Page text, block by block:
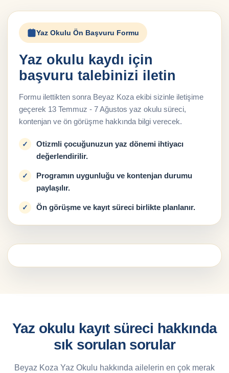
Yaz Okulu Ön Başvuru Formu
Yaz okulu kaydı için
başvuru talebinizi iletin
Formu ilettikten sonra Beyaz Koza ekibi sizinle iletişime
geçerek 13 Temmuz - 7 Ağustos yaz okulu süreci,
kontenjan ve ön görüşme hakkında bilgi verecek.
Otizmli çocuğunuzun yaz dönemi ihtiyacı
değerlendirilir.
Programın uygunluğu ve kontenjan durumu
paylaşılır.
Ön görüşme ve kayıt süreci birlikte planlanır.
Yaz okulu kayıt süreci hakkında
sık sorulan sorular
Beyaz Koza Yaz Okulu hakkında ailelerin en çok merak